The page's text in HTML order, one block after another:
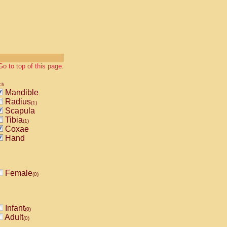
to top of this page.
Mandible
Radius(1)
Scapula
Tibia(1)
Coxae
Hand
Female(0)
Infant(0)
Adult(0)